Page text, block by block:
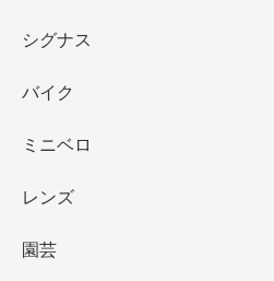
シグナス
バイク
ミニベロ
レンズ
園芸